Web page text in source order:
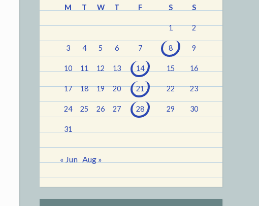
M T W T F S S
1 2
3 4 5 6 7 8 9
10 11 12 13 14 15 16
17 18 19 20 21 22 23
24 25 26 27 28 29 30
31
« Jun Aug »